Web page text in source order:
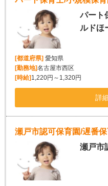
パート
ルドほ
[都道府県] 愛知県
[勤務地]名古屋市西区
[時給] 1,220円～1,320円
詳
瀬戸市認可保育園/遅番
瀬戸市